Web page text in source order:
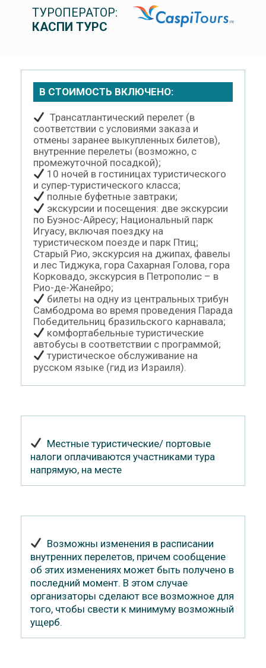
ТУРОПЕРАТОР:
КАСПИ ТУРС
В СТОИМОСТЬ ВКЛЮЧЕНО:
Трансатлантический перелет (в
соответствии с условиями заказа и
отмены заранее выкупленных билетов),
внутренние перелеты (возможно, с
промежуточной посадкой);
10 ночей в гостиницах туристического
и супер-туристического класса;
полные буфетные завтраки;
экскурсии и посещения: две экскурсии
по Буэнос-Айресу; Национальный парк
Игуасу, включая поездку на
туристическом поезде и парк Птиц;
Старый Рио, экскурсия на джипах, фавелы
и лес Тиджука, гора Сахарная Голова, гора
Корковадо, экскурсия в Петрополис – в
Рио-де-Жанейро;
билеты на одну из центральных трибун
Самбодрома во время проведения Парада
Победительниц бразильского карнавала;
комфортабельные туристические
автобусы в соответствии с программой;
туристическое обслуживание на
русском языке (гид из Израиля).
Местные туристические/ портовые
налоги оплачиваются участниками тура
напрямую, на месте
Возможны изменения в расписании
внутренних перелетов, причем сообщение
об этих изменениях может быть получено в
последний момент. В этом случае
организаторы сделают все возможное для
того, чтобы свести к минимуму возможный
ущерб.